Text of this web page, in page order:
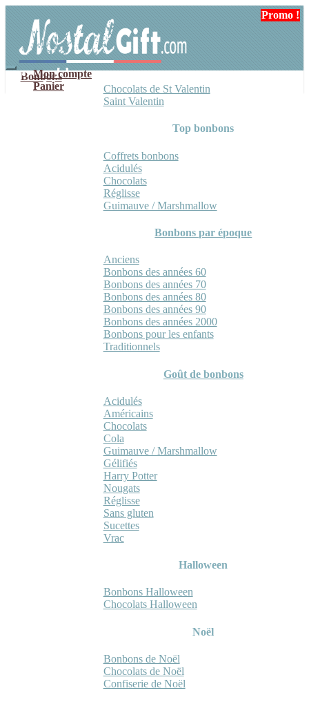
navigation
contenu
Mon compte
Panier
Bonbons
Chocolats de St Valentin
Saint Valentin
Top bonbons
Coffrets bonbons
Acidulés
Chocolats
Réglisse
Guimauve / Marshmallow
Bonbons par époque
Anciens
Bonbons des années 60
Bonbons des années 70
Bonbons des années 80
Bonbons des années 90
Bonbons des années 2000
Bonbons pour les enfants
Traditionnels
Goût de bonbons
Acidulés
Américains
Chocolats
Cola
Guimauve / Marshmallow
Gélifiés
Harry Potter
Nougats
Réglisse
Sans gluten
Sucettes
Vrac
Halloween
Bonbons Halloween
Chocolats Halloween
Noël
Bonbons de Noël
Chocolats de Noël
Confiserie de Noël
Promo !
Promo !